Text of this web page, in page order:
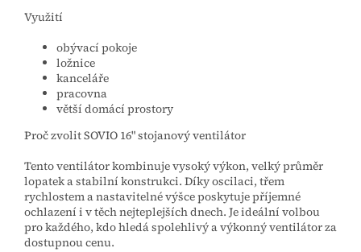
Využití
obývací pokoje
ložnice
kanceláře
pracovna
větší domácí prostory
Proč zvolit SOVIO 16" stojanový ventilátor
Tento ventilátor kombinuje vysoký výkon, velký průměr
lopatek a stabilní konstrukci. Díky oscilaci, třem
rychlostem a nastavitelné výšce poskytuje příjemné
ochlazení i v těch nejteplejších dnech. Je ideální volbou
pro každého, kdo hledá spolehlivý a výkonný ventilátor za
dostupnou cenu.